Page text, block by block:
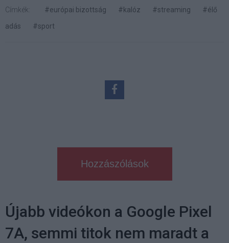
Címkék: #európai bizottság #kalóz #streaming
#élő
adás
#sport
Hozzászólások
Újabb videókon a Google Pixel
7A, semmi titok nem maradt a